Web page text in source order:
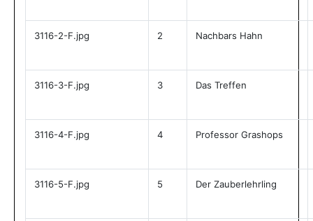
3116-2-F.jpg 2 Nachbars Hahn
3116-3-F.jpg 3 Das Treffen
3116-4-F.jpg 4 Professor Grashops
3116-5-F.jpg 5 Der Zauberlehrling